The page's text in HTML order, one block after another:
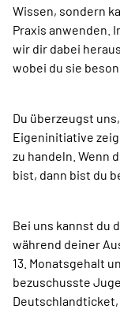
Wissen, sondern
Praxis anwenden.
wir dir dabei
wobei du sie
Du überzeugst
Eigeninitiative
zu handeln. Wenn
bist, dann bist du
Bei uns kannst du
während deiner
13. Monatsgehalt
bezuschusste